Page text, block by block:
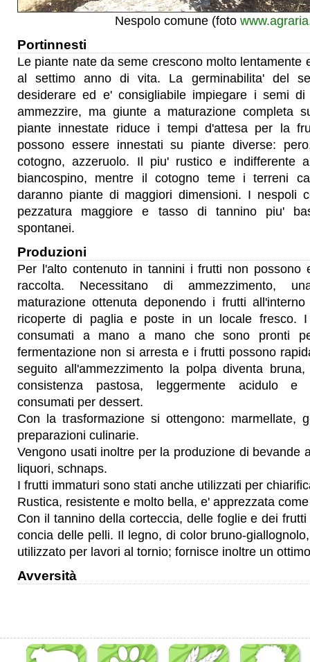
Nespolo comune (foto
Portinnesti
Le piante nate da seme crescono molto lentamente
al settimo anno di vita. La germinabilita' del
desiderare ed e' consigliabile impiegare i semi
ammezzire, ma giunte a maturazione completa
piante innestate riduce i tempi d'attesa per la
possono essere innestati su piante diverse:
cotogno, azzeruolo. Il piu' rustico e indifferente
biancospino, mentre il cotogno teme i terreni
daranno piante di maggiori dimensioni. I nespoli
pezzatura maggiore e tasso di tannino piu'
spontanei.
Produzioni
Per l'alto contenuto in tannini i frutti non possono
raccolta. Necessitano di ammezzimento,
maturazione ottenuta deponendo i frutti
ricoperte di paglia e poste in un locale fresco.
consumati a mano a mano che sono pronti
fermentazione non si arresta e i frutti possono
seguito all'ammezzimento la polpa diventa
consistenza pastosa, leggermente acidulo e
consumati per dessert.
Con la trasformazione si ottengono: marmellate,
preparazioni culinarie.
Vengono usati inoltre per la produzione di bevande
liquori, schnaps.
I frutti immaturi sono stati anche utilizzati per
Rustica, resistente e molto bella, e' apprezzata
Con il tannino della corteccia, delle foglie e dei
concia delle pelli. Il legno, di color bruno-
utilizzato per lavori al tornio; fornisce inoltre un
Avversità